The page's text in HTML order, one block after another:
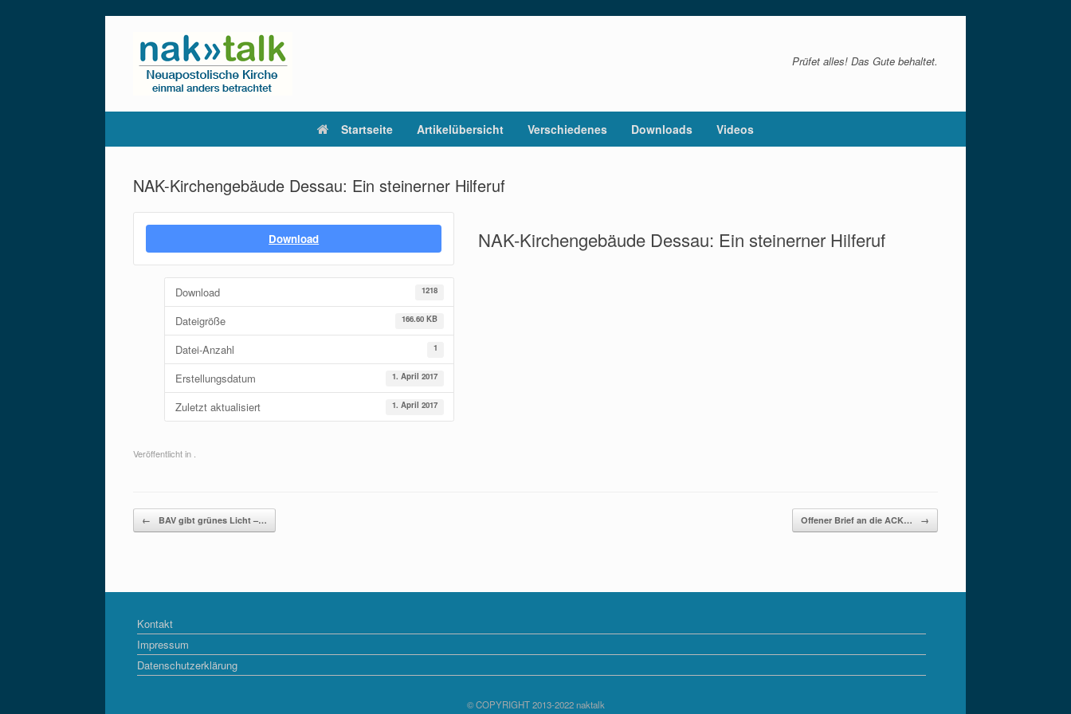
Prüfet alles! Das Gute behaltet.
Startseite Artikelübersicht Verschiedenes Downloads Videos
NAK-Kirchengebäude Dessau: Ein steinerner Hilferuf
Download
Download 1218
Dateigröße 166.60 KB
Datei-Anzahl 1
Erstellungsdatum 1. April 2017
Zuletzt aktualisiert 1. April 2017
NAK-Kirchengebäude Dessau: Ein steinerner Hilferuf
Veröffentlicht in .
Beitragsnavigation
← BAV gibt grünes Licht –… Offener Brief an die ACK… →
Kontakt
Impressum
Datenschutzerklärung
© COPYRIGHT 2013-2022 naktalk